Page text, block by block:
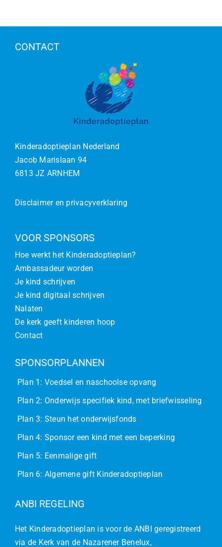
CONTACT
Kinderadoptieplan Nederland
Jacob Marislaan 94
6813 JZ ARNHEM
Disclaimer en privacyverklaring
VOOR SPONSORS
Hoe werkt het Kinderadoptieplan?
Ambassadeur worden
Je kind schrijven
Je kind digitaal schrijven
Nalaten
De kerk geeft kinderen hoop
Contact
SPONSORPLANNEN
Plan 1: Voedsel en naschoolse opvang
Plan 2: Onderwijs specifiek kind, met briefwisseling
Plan 3: Steun het onderwijsfonds
Plan 4: Sponsor een kind met een beperking
Plan 5: Eenmalige gift
Plan 6: Algemene gift Kinderadoptieplan
ANBI REGELING
Het Kinderadoptieplan is voor de ANBI geregistreerd
via de Kerk van de Nazarener Benelux,